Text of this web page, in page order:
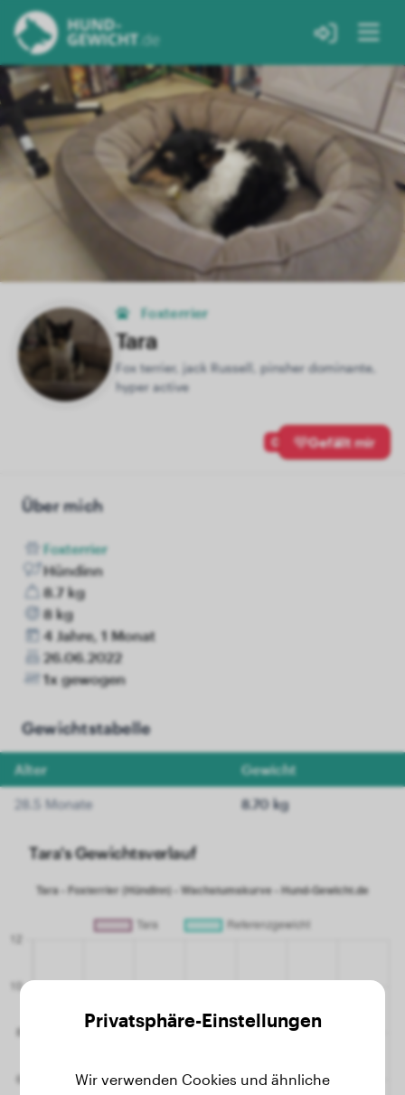
Foxterrier
Tara
Fox terrier, jack Russell, pinsher dominante,
hyper active
0 Gefällt mir
Über mich
Foxterrier
Hündinn
8.7 kg
8 kg
4 Jahre, 1 Monat
26.06.2022
1x gewogen
Gewichtstabelle
Alter Gewicht
28.5 Monate 8.70 kg
Tara's Gewichtsverlauf
Privatsphäre-Einstellungen
Wir verwenden Cookies und ähnliche